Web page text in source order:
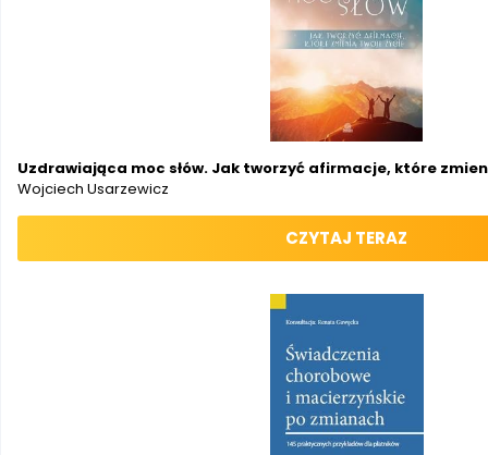
Uzdrawiająca moc słów. Jak tworzyć afirmacje, które
Wojciech Usarzewicz
CZYTAJ TERAZ